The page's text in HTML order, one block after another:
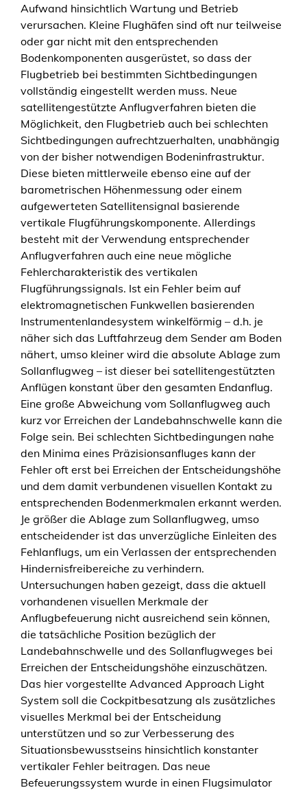
S
y
s
t
e
m
M
e
n
g
e
Aufwand hinsichtlich Wartung und Betrieb
verursachen. Kleine Flughäfen sind oft nur teilweise
oder gar nicht mit den entsprechenden
Bodenkomponenten ausgerüstet, so dass der
Flugbetrieb bei bestimmten Sichtbedingungen
vollständig eingestellt werden muss. Neue
satellitengestützte Anflugverfahren bieten die
Möglichkeit, den Flugbetrieb auch bei schlechten
Sichtbedingungen aufrechtzuerhalten, unabhängig
von der bisher notwendigen Bodeninfrastruktur.
Diese bieten mittlerweile ebenso eine auf der
barometrischen Höhenmessung oder einem
aufgewerteten Satellitensignal basierende
vertikale Flugführungskomponente. Allerdings
besteht mit der Verwendung entsprechender
Anflugverfahren auch eine neue mögliche
Fehlercharakteristik des vertikalen
Flugführungssignals. Ist ein Fehler beim auf
elektromagnetischen Funkwellen basierenden
Instrumentenlandesystem winkelförmig – d.h. je
näher sich das Luftfahrzeug dem Sender am Boden
nähert, umso kleiner wird die absolute Ablage zum
Sollanflugweg – ist dieser bei satellitengestützten
Anflügen konstant über den gesamten Endanflug.
Eine große Abweichung vom Sollanflugweg auch
kurz vor Erreichen der Landebahnschwelle kann die
Folge sein. Bei schlechten Sichtbedingungen nahe
den Minima eines Präzisionsanfluges kann der
Fehler oft erst bei Erreichen der Entscheidungshöhe
und dem damit verbundenen visuellen Kontakt zu
entsprechenden Bodenmerkmalen erkannt werden.
Je größer die Ablage zum Sollanflugweg, umso
entscheidender ist das unverzügliche Einleiten des
Fehlanflugs, um ein Verlassen der entsprechenden
Hindernisfreibereiche zu verhindern.
Untersuchungen haben gezeigt, dass die aktuell
vorhandenen visuellen Merkmale der
Anflugbefeuerung nicht ausreichend sein können,
die tatsächliche Position bezüglich der
Landebahnschwelle und des Sollanflugweges bei
Erreichen der Entscheidungshöhe einzuschätzen.
Das hier vorgestellte Advanced Approach Light
System soll die Cockpitbesatzung als zusätzliches
visuelles Merkmal bei der Entscheidung
unterstützen und so zur Verbesserung des
Situationsbewusstseins hinsichtlich konstanter
vertikaler Fehler beitragen. Das neue
Befeuerungssystem wurde in einen Flugsimulator